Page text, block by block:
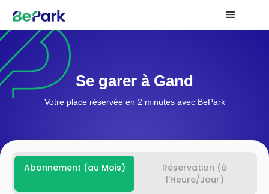
Se garer à Gand
Votre place réservée en 2 minutes avec BePark
Abonnement (au Mois)
Réservation (à
l'Heure/Jour)